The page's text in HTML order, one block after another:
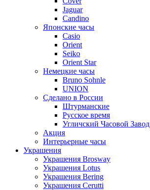
Jaguar
Candino
Японские часы
Casio
Orient
Seiko
Orient Star
Немецкие часы
Bruno Sohnle
UNION
Сделано в России
Штурманские
Русское время
Угличский Часовой Завод
Акция
Интерьерные часы
Украшения
Украшения Brosway
Украшения Lotus
Украшения Bering
Украшения Cerutti